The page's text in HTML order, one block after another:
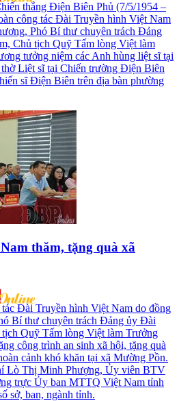
thắng Điện Biên Phủ (7/5/1954 –
công tác Đài Truyền hình Việt Nam
Phó Bí thư chuyên trách Đảng
Chủ tịch Quỹ Tấm lòng Việt làm
tưởng niệm các Anh hùng liệt sĩ tại
Liệt sĩ tại Chiến trường Điện Biên
sĩ Điện Biên trên địa bàn phường
thăm, tặng quà xã
Đài Truyền hình Việt Nam do đồng
Bí thư chuyên trách Đảng ủy Đài
Quỹ Tấm lòng Việt làm Trưởng
công trình an sinh xã hội, tặng quà
cảnh khó khăn tại xã Mường Pồn.
Lò Thị Minh Phượng, Ủy viên BTV
trực Ủy ban MTTQ Việt Nam tỉnh
sở, ban, ngành tỉnh.